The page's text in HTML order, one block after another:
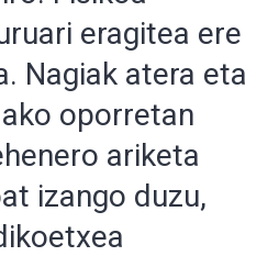
eragitea ere
Nagiak atera eta
oporretan
ariketa
izango duzu,